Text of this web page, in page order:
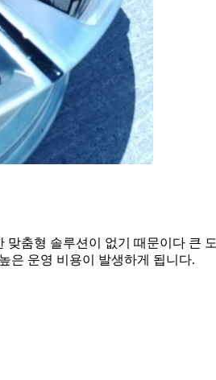
춤형 솔루션이 없기 때문이다
은 운영 비용이 발생하게 됩니다.